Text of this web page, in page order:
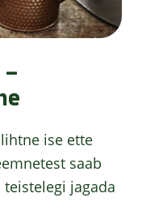
–
ise ette
saab
jagada